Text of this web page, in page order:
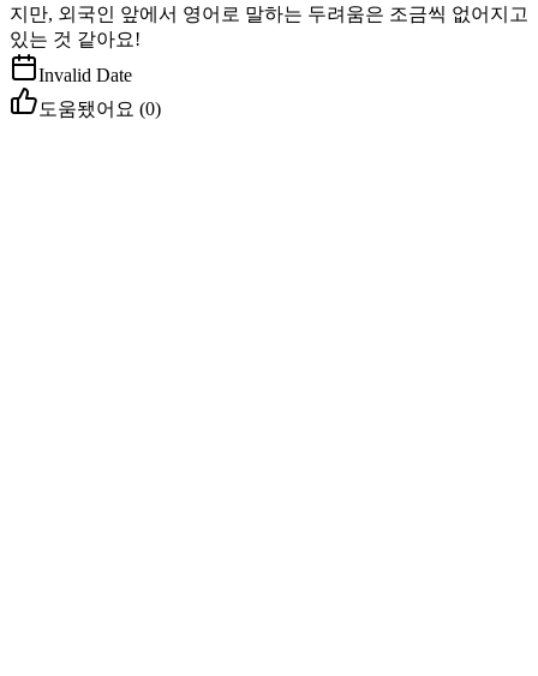
지만, 외국인 앞에서 영어로 말하는 두려움은 조금씩 없어지고
있는 것 같아요!
Invalid Date
도움됐어요 (0)